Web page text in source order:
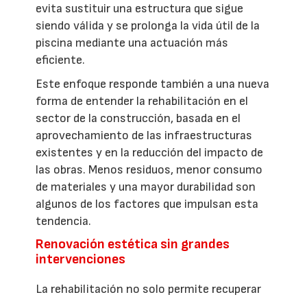
evita sustituir una estructura que sigue
siendo válida y se prolonga la vida útil de la
piscina mediante una actuación más
eficiente.
Este enfoque responde también a una nueva
forma de entender la rehabilitación en el
sector de la construcción, basada en el
aprovechamiento de las infraestructuras
existentes y en la reducción del impacto de
las obras. Menos residuos, menor consumo
de materiales y una mayor durabilidad son
algunos de los factores que impulsan esta
tendencia.
Renovación estética sin grandes
intervenciones
La rehabilitación no solo permite recuperar